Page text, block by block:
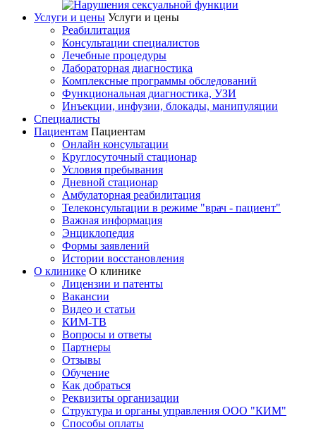
Услуги и цены Услуги и цены
Реабилитация
Консультации специалистов
Лечебные процедуры
Лабораторная диагностика
Комплексные программы обследований
Функциональная диагностика, УЗИ
Инъекции, инфузии, блокады, манипуляции
Специалисты
Пациентам Пациентам
Онлайн консультации
Круглосуточный стационар
Условия пребывания
Дневной стационар
Амбулаторная реабилитация
Телеконсультации в режиме "врач - пациент"
Важная информация
Энциклопедия
Формы заявлений
Истории восстановления
О клинике О клинике
Лицензии и патенты
Вакансии
Видео и статьи
КИМ-ТВ
Вопросы и ответы
Партнеры
Отзывы
Обучение
Как добраться
Реквизиты организации
Структура и органы управления ООО "КИМ"
Способы оплаты